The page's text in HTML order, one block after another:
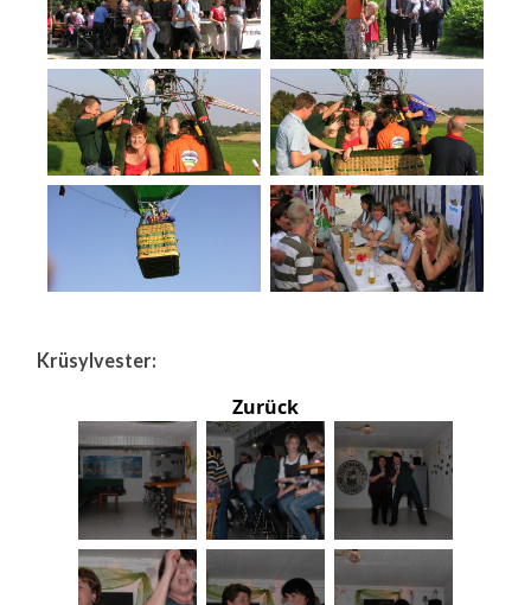
Krüsylvester:
Zurück